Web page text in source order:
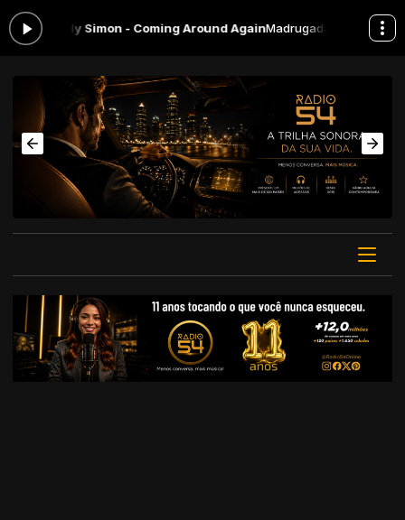
Carly Simon - Coming Around AgainMadrugada 54 das 00:00 às